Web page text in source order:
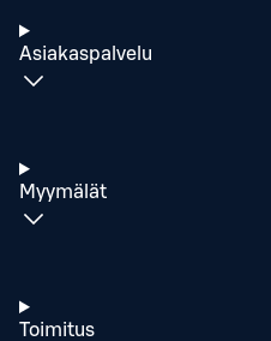
Asiakaspalvelu
Myymälät
Toimitus